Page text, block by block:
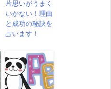
片思いがうまく
いかない！理由
と成功の秘訣を
占います！